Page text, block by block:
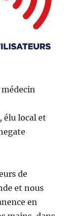
élu local et
de
et nous
en